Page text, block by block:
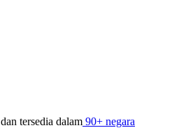
dan tersedia dalam 90+ negara